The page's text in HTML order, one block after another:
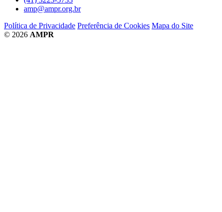
amp@ampr.org.br
Política de Privacidade Preferência de Cookies Mapa do Site
© 2026 AMPR